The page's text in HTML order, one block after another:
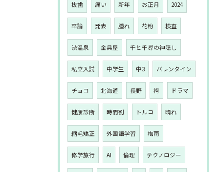
抜歯 痛い 新年 お正月 2024
卒論 発表 腫れ 花粉 検査
渋温泉 金具屋 千と千尋の神隠し
私立入試 中学生 中3 バレンタイン
チョコ 北海道 長野 袴 ドラマ
健康診断 時間割 トルコ 晴れ
縮毛矯正 外国語学習 梅雨
修学旅行 AI 倫理 テクノロジー